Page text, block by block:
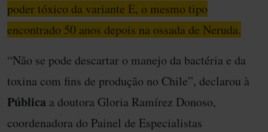
poder tóxico da variante E, o mesmo tipo
encontrado 50 anos depois na ossada de Neruda.
“Não se pode descartar o manejo da bactéria e da
toxina com fins de produção no Chile”, declarou à
Pública a doutora Gloria Ramírez Donoso,
coordenadora do Painel de Especialistas